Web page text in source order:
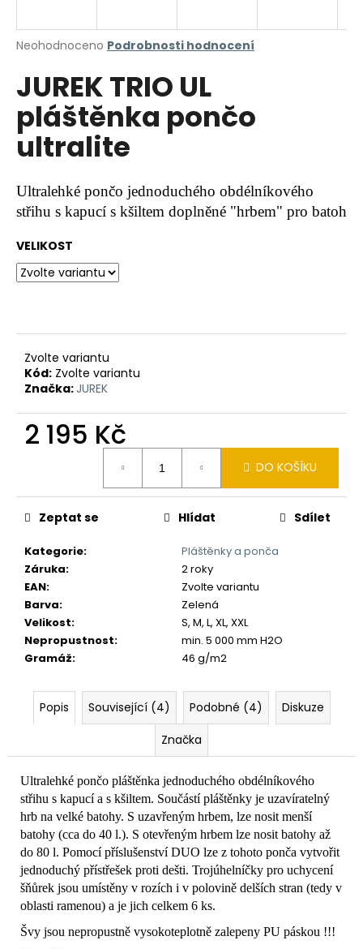
Průměrné
produktu
je
5
hvězdiček.
Neohodnoceno Podrobnosti hodnocení
JUREK TRIO UL
pláštěnka pončo
ultralite
Ultralehké pončo jednoduchého obdélníkového
střihu s kapucí s kšiltem doplněné "hrbem" pro batoh
VELIKOST
Zvolte variantu
Kód: Zvolte variantu
Značka:JUREK
2 195 Kč
DO KOŠÍKU
Kategorie:
Pláštěnky a ponča
Záruka:
2 roky
EAN:
Zvolte variantu
Barva:
Zelená
Velikost:
S, M, L, XL, XXL
Nepropustnost:
min. 5 000 mm H2O
Gramáž: 46 g/m2
Zeptat se Hlídat Sdílet
Popis Související (4) Podobné (4)
Diskuze
Značka
Ultralehké pončo pláštěnka jednoduchého obdélníkového
střihu s kapucí a s kšiltem. Součástí pláštěnky je uzavíratelný
hrb na velké batohy. S uzavřeným hrbem, lze nosit menší
batohy (cca do 40 l.). S otevřeným hrbem lze nosit batohy až
do 80 l. Pomocí příslušenství DUO lze z tohoto ponča vytvořit
jednoduchý přístřešek proti dešti. Trojúhelníčky pro uchycení
šňůrek jsou umístěny v rozích i v polovině delších stran (tedy v
oblasti ramenou) a je jich celkem 6 ks.
Švy jsou nepropustně vysokoteplotně zalepeny PU páskou !!!
j
t
?
HLEDAT
D
o
r
u
č
u
e
m